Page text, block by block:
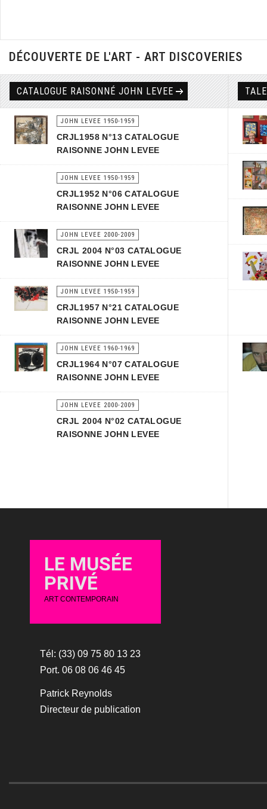
DÉCOUVERTE DE L'ART - ART DISCOVERIES
CATALOGUE RAISONNÉ JOHN LEVEE
JOHN LEVEE 1950-1959
CRJL1958 N°13 CATALOGUE
RAISONNE JOHN LEVEE
JOHN LEVEE 1950-1959
CRJL1952 N°06 CATALOGUE
RAISONNE JOHN LEVEE
JOHN LEVEE 2000-2009
CRJL 2004 N°03 CATALOGUE
RAISONNE JOHN LEVEE
JOHN LEVEE 1950-1959
CRJL1957 N°21 CATALOGUE
RAISONNE JOHN LEVEE
JOHN LEVEE 1960-1969
CRJL1964 N°07 CATALOGUE
RAISONNE JOHN LEVEE
JOHN LEVEE 2000-2009
CRJL 2004 N°02 CATALOGUE
RAISONNE JOHN LEVEE
LE MUSÉE
PRIVÉ
ART CONTEMPORAIN
Tél: (33) 09 75 80 13 23
Port. 06 08 06 46 45
Patrick Reynolds
Directeur de publication